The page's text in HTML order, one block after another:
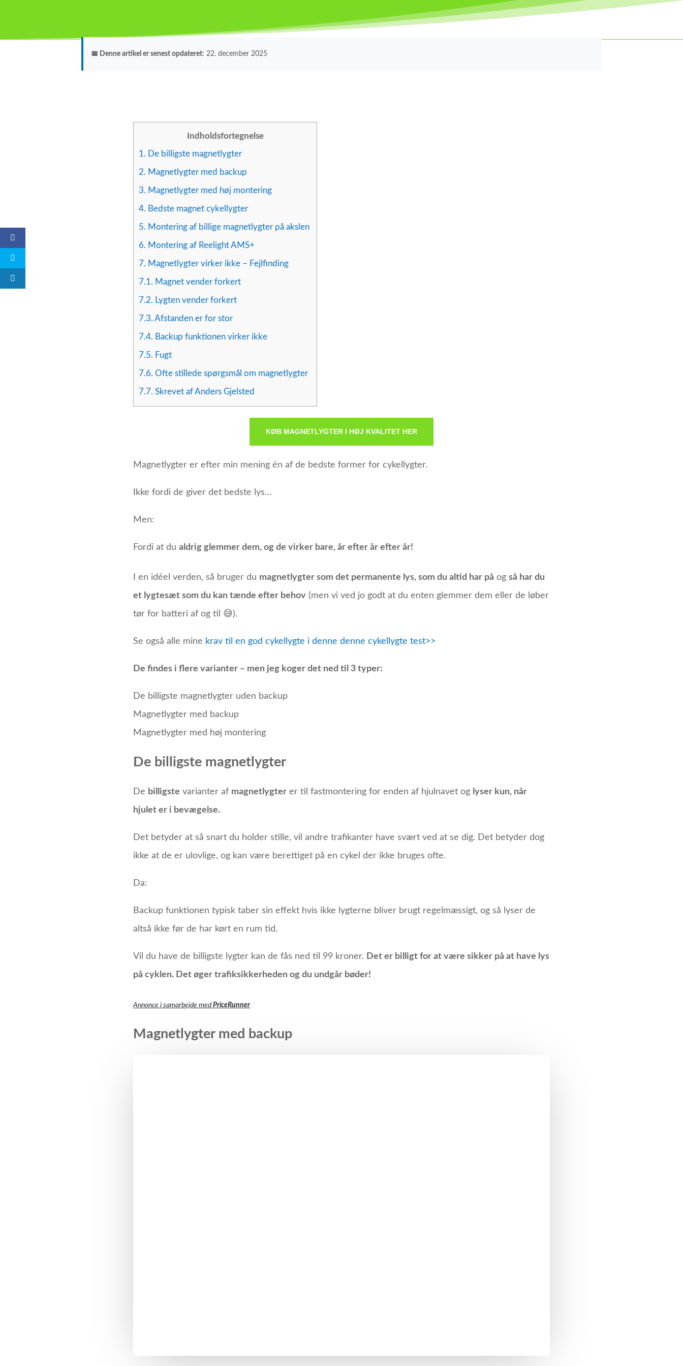
📅 Denne artikel er senest opdateret: 22. december 2025
Indholdsfortegnelse
1. De billigste magnetlygter
2. Magnetlygter med backup
3. Magnetlygter med høj montering
4. Bedste magnet cykellygter
5. Montering af billige magnetlygter på akslen
6. Montering af Reelight AMS+
7. Magnetlygter virker ikke – Fejlfinding
7.1. Magnet vender forkert
7.2. Lygten vender forkert
7.3. Afstanden er for stor
7.4. Backup funktionen virker ikke
7.5. Fugt
7.6. Ofte stillede spørgsmål om magnetlygter
7.7. Skrevet af Anders Gjelsted
KØB MAGNETLYGTER I HØJ KVALITET HER
Magnetlygter er efter min mening én af de bedste former for cykellygter.
Ikke fordi de giver det bedste lys…
Men:
Fordi at dualdrig glemmer dem, og de virker bare, år efter år efter år!
I en idéel verden, så bruger du magnetlygter som det permanente lys, som du altid har på også har du
et lygtesæt som du kan tænde efter behov (men vi ved jo godt at du enten glemmer dem eller de løber
tør for batteri af og til 😅).
Se også alle mine krav til en god cykellygte i denne denne cykellygte test>>
De findes i flere varianter – men jeg koger det ned til 3 typer:
De billigste magnetlygter uden backup
Magnetlygter med backup
Magnetlygter med høj montering
De billigste magnetlygter
De billigste varianter af magnetlygter er til fastmontering for enden af hjulnavet og lyser kun, når
hjulet er i bevægelse.
Det betyder at så snart du holder stille, vil andre trafikanter have svært ved at se dig. Det betyder dog
ikke at de er ulovlige, og kan være berettiget på en cykel der ikke bruges ofte.
Da:
Backup funktionen typisk taber sin effekt hvis ikke lygterne bliver brugt regelmæssigt, og så lyser de
altså ikke før de har kørt en rum tid.
Vil du have de billigste lygter kan de fås ned til 99 kroner. Det er billigt for at være sikker på at have lys
på cyklen. Det øger trafiksikkerheden og du undgår bøder!
Annonce i samarbejde medPriceRunner
Magnetlygter med backup